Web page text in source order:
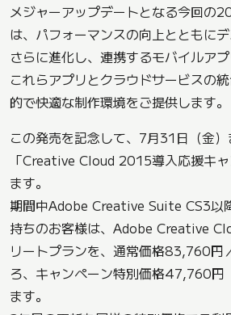
メジャーアップデートとなる今回の
は、パフォーマンスの向上とともに
さらに進化し、連携するモバイルアプ
これらアプリとクラウドサービスの
的で快適な制作環境をご提供します。
この発売を記念して、7月31日（金
「Creative Cloud 2015導入応援キ
ます。
期間中Adobe Creative Suite CS3以
持ちのお客様は、Adobe Creative
リートプランを、通常価格83,760円
ろ、キャンペーン特別価格47,760円
ます。